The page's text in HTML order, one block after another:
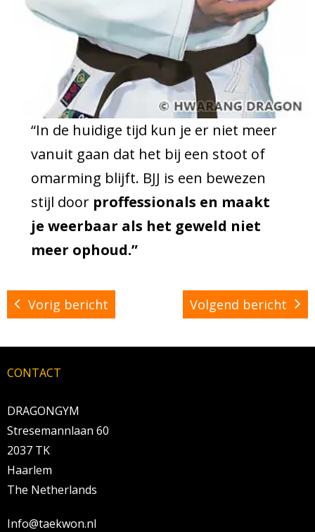
“In de huidige tijd kun je er niet meer
vanuit gaan dat het bij een stoot of
omarming blijft. BJJ is een bewezen
stijl door proffessionals en maakt
je weerbaar als het geweld niet
meer ophoud.”
Vorig bericht Volgend bericht
CONTACT
DRAGONGYM
Stresemannlaan 60
2037 TK
Haarlem
The Netherlands
Info@taekwon.nl